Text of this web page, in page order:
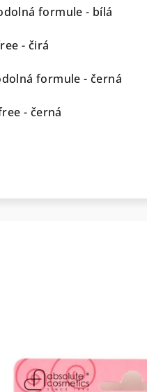
formule - bílá
- čirá
formule - černá
- černá